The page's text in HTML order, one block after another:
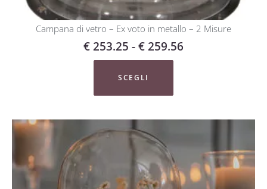
Campana di vetro – Ex voto in metallo – 2 Misure
€253.25 -€259.56
SCEGLI